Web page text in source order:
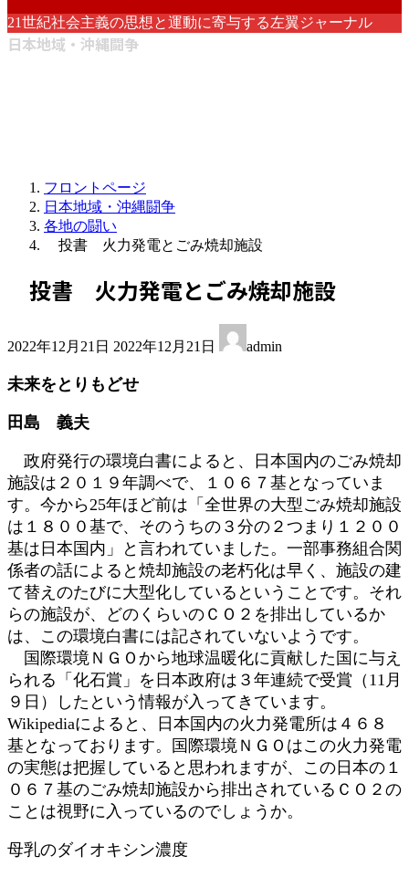
21世紀社会主義の思想と運動に寄与する左翼ジャーナル
日本地域・沖縄闘争
フロントページ
日本地域・沖縄闘争
各地の闘い
投書 火力発電とごみ焼却施設
投書 火力発電とごみ焼却施設
2022年12月21日 終
新
2022年12月21日 admin
未来をとりもどせ
田島 義夫
政府発行の環境白書によると、日本国内のごみ焼却
施設は２０１９年調べで、１０６７基となっていま
す。今から25年ほど前は「全世界の大型ごみ焼却施設
は１８００基で、そのうちの３分の２つまり１２００
基は日本国内」と言われていました。一部事務組合関
係者の話によると焼却施設の老朽化は早く、施設の建
て替えのたびに大型化しているということです。それ
らの施設が、どのくらいのＣＯ２を排出しているか
は、この環境白書には記されていないようです。
国際環境ＮＧＯから地球温暖化に貢献した国に与え
られる「化石賞」を日本政府は３年連続で受賞（11月
９日）したという情報が入ってきています。
Wikipediaによると、日本国内の火力発電所は４６８
基となっております。国際環境ＮＧＯはこの火力発電
の実態は把握していると思われますが、この日本の１
０６７基のごみ焼却施設から排出されているＣＯ２の
ことは視野に入っているのでしょうか。
母乳のダイオキシン濃度